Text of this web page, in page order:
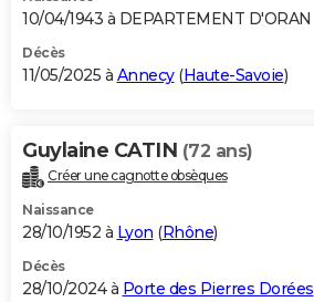
10/04/1943 à DEPARTEMENT D'ORAN
Décès
11/05/2025 à Annecy(Haute-Savoie)
Guylaine CATIN (72 ans)
Créer une cagnotte obsèques
Naissance
28/10/1952 à Lyon (Rhône)
Décès
28/10/2024 à Porte des Pierres Dorées